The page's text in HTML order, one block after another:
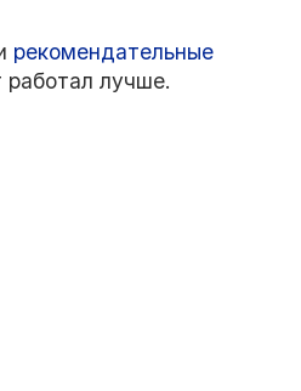
Все
рекомендательные
работал лучше.